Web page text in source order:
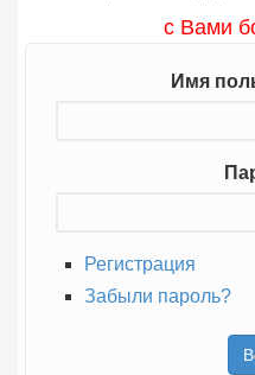
с Вами
Имя
Регистрация
Забыли пароль?